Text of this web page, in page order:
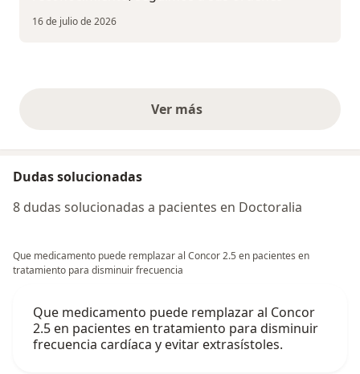
16 de julio de 2026
Ver másopiniones anteriores
Dudas solucionadas
8 dudas solucionadas a pacientes en Doctoralia
Que medicamento puede remplazar al Concor 2.5 en pacientes en
tratamiento para disminuir frecuencia
Que medicamento puede remplazar al Concor
2.5 en pacientes en tratamiento para disminuir
frecuencia cardíaca y evitar extrasístoles.